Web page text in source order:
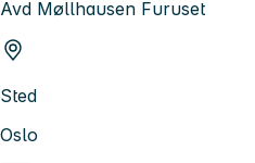
Avd Møllhausen Furuset
Sted
Oslo